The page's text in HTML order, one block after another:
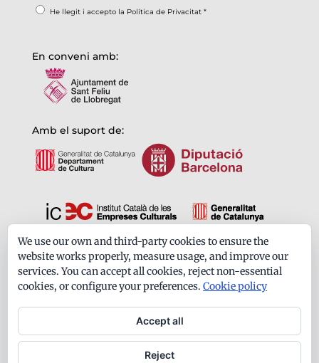
He llegit i accepto la Política de Privacitat*
En conveni amb:
Amb el suport de:
Formem part de:
We use our own and third-party cookies to ensure the
website works properly, measure usage, and improve our
services. You can accept all cookies, reject non-essential
cookies, or configure your preferences. Cookie policy
Accept all
Reject